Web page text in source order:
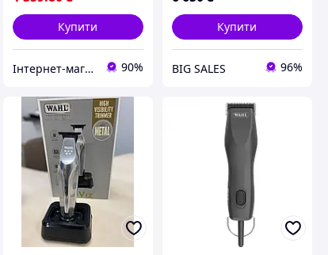
Купити
Інтернет-магазин "Grandmarket24" 90%
Купити
BIG SALES 96%